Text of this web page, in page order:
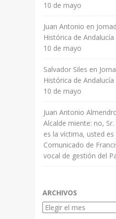
10 de mayo
Juan Antonio en
Histórica de
10 de mayo
Salvador Siles en
Histórica de
10 de mayo
Juan Antonio
Alcalde miente: no,
es la víctima, usted es
Comunicado de
vocal de gestión del
ARCHIVOS
Archivos